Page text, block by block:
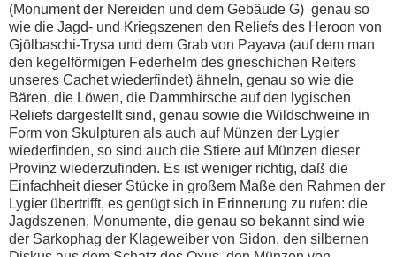
(Monument der Nereiden und dem Gebäude G) genau so
wie die Jagd- und Kriegszenen den Reliefs des Heroon von
Gjölbaschi-Trysa und dem Grab von Payava (auf dem man
den kegelförmigen Federhelm des grieschichen Reiters
unseres Cachet wiederfindet) ähneln, genau so wie die
Bären, die Löwen, die Dammhirsche auf den lygischen
Reliefs dargestellt sind, genau sowie die Wildschweine in
Form von Skulpturen als auch auf Münzen der Lygier
wiederfinden, so sind auch die Stiere auf Münzen dieser
Provinz wiederzufinden. Es ist weniger richtig, daß die
Einfachheit dieser Stücke in großem Maße den Rahmen der
Lygier übertrifft, es genügt sich in Erinnerung zu rufen: die
Jagdszenen, Monumente, die genau so bekannt sind wie
der Sarkophag der Klageweiber von Sidon, den silbernen